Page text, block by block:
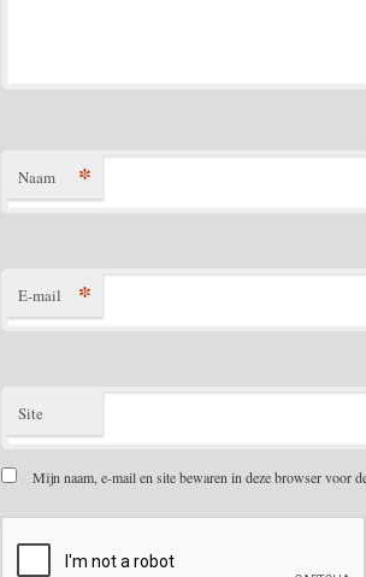
Naam *
E-mail *
Site
Mijn naam, e-mail en site bewaren in deze browser voor